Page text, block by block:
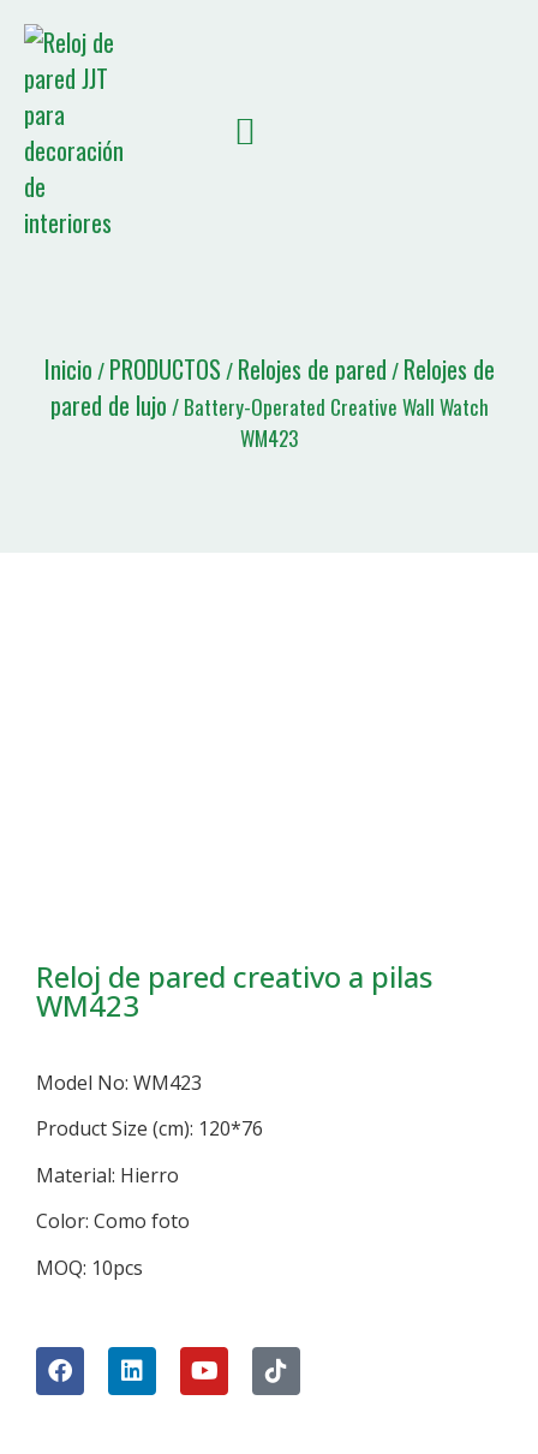
Inicio / PRODUCTOS / Relojes de pared / Relojes de
pared de lujo / Battery-Operated Creative Wall Watch
WM423
Reloj de pared creativo a pilas
WM423
Model No: WM423
Product Size (cm): 120*76
Material: Hierro
Color: Como foto
MOQ: 10pcs